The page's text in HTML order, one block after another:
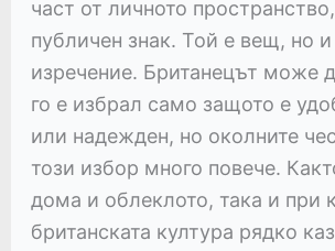
част от личното
публичен знак. Той е вещ, но
изречение. Британецът може
го е избрал само защото е
или надежден, но околните
този избор много повече.
дома и облеклото, така и при
британската култура рядко